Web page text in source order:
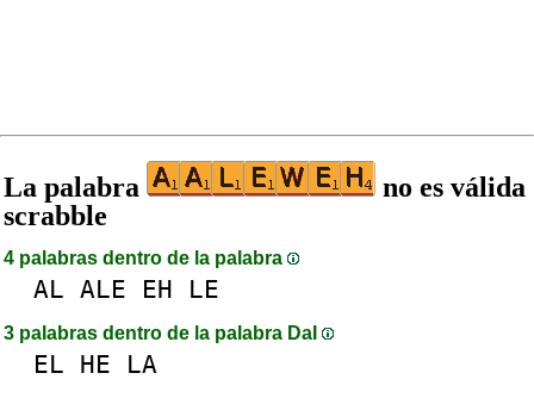
La palabra
no es válida
scrabble
4 palabras dentro de la palabra
AL ALE EH LE
3 palabras dentro de la palabra DaI
EL HE LA